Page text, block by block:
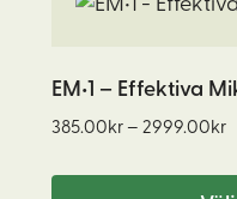
EM•1 – Effektiva
385.00kr – 2999.00kr
här
har
flera